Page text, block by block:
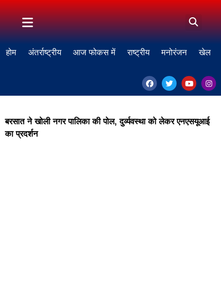
होम अंतर्राष्ट्रीय आज फोकस में राष्ट्रीय मनोरंजन खेल
बरसात ने खोली नगर पालिका की पोल, दुर्व्यवस्था को लेकर एनएसयूआई
का प्रदर्शन